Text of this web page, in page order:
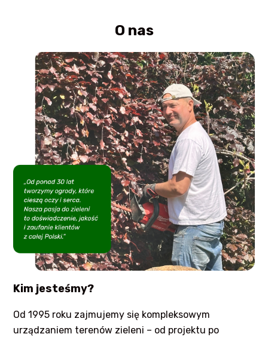
O nas
Kim jesteśmy?
Od 1995 roku zajmujemy się kompleksowym
urządzaniem terenów zieleni – od projektu po